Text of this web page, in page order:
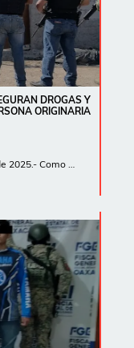
DROGAS Y
ORIGINARIA
2025.- Como …